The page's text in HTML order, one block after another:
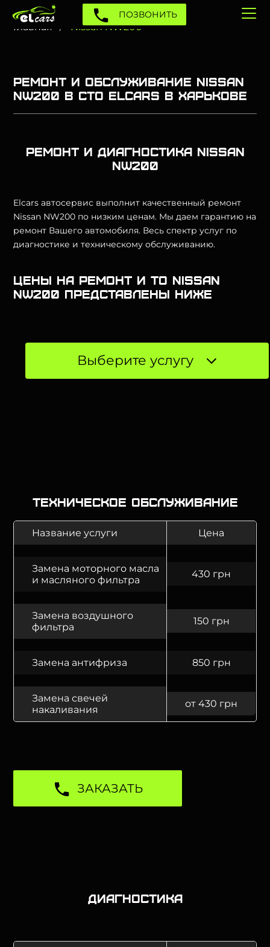
ПОЗВОНИТЬ
Главная Nissan NW200
Ремонт и обслуживание Nissan
NW200 в СТО Elcars в Харькове
Ремонт и диагностика Nissan
NW200
Elcars автосервис выполнит качественный ремонт
Nissan NW200 по низким ценам. Мы даем гарантию на
ремонт Вашего автомобиля. Весь спектр услуг по
диагностике и техническому обслуживанию.
Цены на ремонт и ТО Nissan
NW200 представлены ниже
Выберите услугу
Техническое обслуживание
Название услуги Цена
Замена моторного масла
и масляного фильтра
430 грн
Замена воздушного
фильтра
150 грн
Замена антифриза 850 грн
Замена свечей
накаливания
от 430 грн
ЗАКАЗАТЬ
Диагностика